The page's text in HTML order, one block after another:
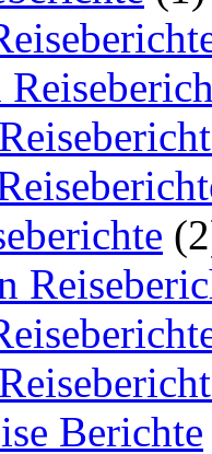
Berichte